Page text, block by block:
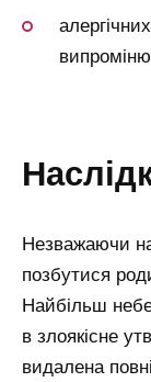
Незважаючи
позбутися
Найбільш
в злоякісне
видалена